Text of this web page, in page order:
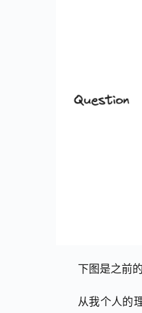
下图是之前
从我个人的